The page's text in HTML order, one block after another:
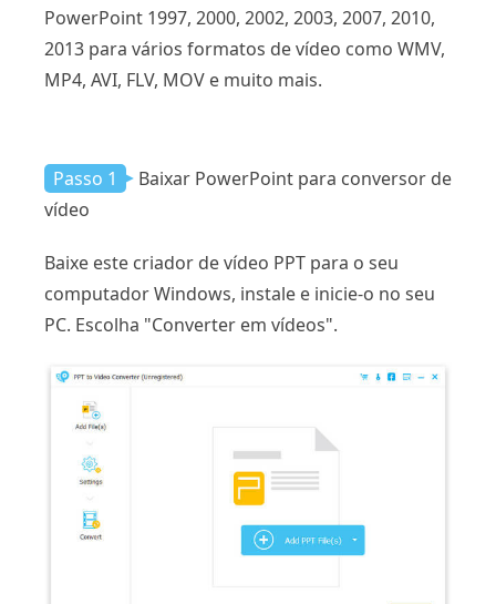
PowerPoint 1997, 2000, 2002, 2003, 2007, 2010,
2013 para vários formatos de vídeo como WMV,
MP4, AVI, FLV, MOV e muito mais.
Passo 1
Baixar PowerPoint para conversor de
vídeo
Baixe este criador de vídeo PPT para o seu
computador Windows, instale e inicie-o no seu
PC. Escolha "Converter em vídeos".